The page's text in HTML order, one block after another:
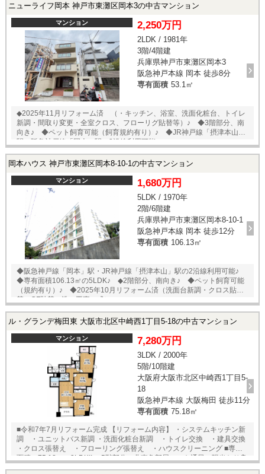
ニューライフ岡本 神戸市東灘区岡本3の中古マンション
マンション 2,250万円
2LDK / 1981年
3階/4階建
兵庫県神戸市東灘区岡本3
阪急神戸本線 岡本 徒歩8分
専有面積 53.1㎡
◆2025年11月リフォーム済 （・キッチン、浴室、洗面化粧台、トイレ
新調・間取り変更・全室クロス、フローリグ貼替等）♪ ◆3階部分、南
向き♪ ◆ペット飼育可能（飼育規約有り）♪ ◆JR神戸線「摂津本山」
駅、阪急神戸線「岡本」駅の2沿線利用可能♪
岡本ハウス 神戸市東灘区岡本8-10-1の中古マンション
マンション 1,680万円
5LDK / 1970年
2階/6階建
兵庫県神戸市東灘区岡本8-10-1
阪急神戸本線 岡本 徒歩12分
専有面積 106.13㎡
◆阪急神戸線「岡本」駅・JR神戸線「摂津本山」駅の2沿線利用可能♪
◆専有面積106.13㎡の5LDK♪ ◆2階部分、南向き♪ ◆ペット飼育可能
（規約有り）♪ ◆2025年10月リフォーム済（洗面台新調・クロス貼
替・CF貼替・洗い工事一式）♪
ル・グランデ梅田東 大阪市北区中崎西1丁目5-18の中古マンション
マンション 7,280万円
3LDK / 2000年
5階/10階建
大阪府大阪市北区中崎西1丁目5-
18
阪急神戸本線 大阪梅田 徒歩11分
専有面積 75.18㎡
■令和7年7月リフォーム完成 【リフォーム内容】 ・システムキッチン新
調 ・ユニットバス新調 ・洗面化粧台新調 ・トイレ交換 ・建具交換
・クロス張替え ・フローリング張替え ・ハウスクリーニング ■専有
面積：75.18㎡の3LDK!! 5階部分・北東角部屋につき通風・陽当たり良